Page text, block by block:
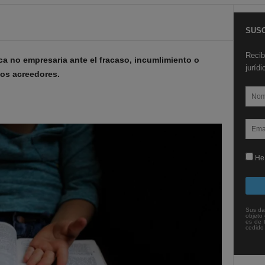
no empresaria ante el fracaso, incumlimiento o
acreedores.
He
Sus
objeto
es de